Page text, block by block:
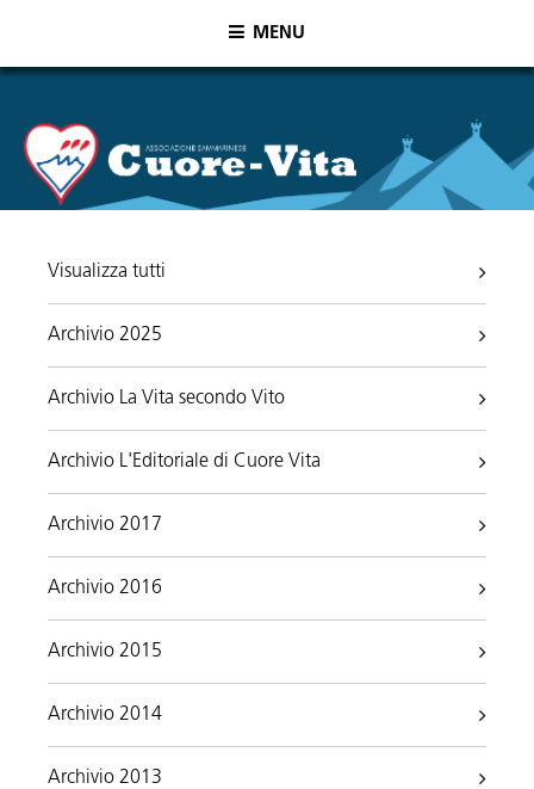
MENU
Visualizza tutti
Archivio 2025
Archivio La Vita secondo Vito
Archivio L'Editoriale di Cuore Vita
Archivio 2017
Archivio 2016
Archivio 2015
Archivio 2014
Archivio 2013